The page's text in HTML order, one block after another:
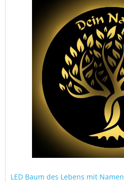
LED Baum des Lebens mit Namen